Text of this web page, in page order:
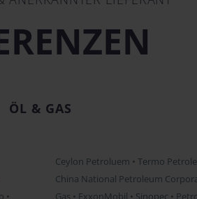
ÖL & GAS
•
Ceylon Petroluem • Termo
China National Petroleum
Gas • ExxonMobil • Sinopec •